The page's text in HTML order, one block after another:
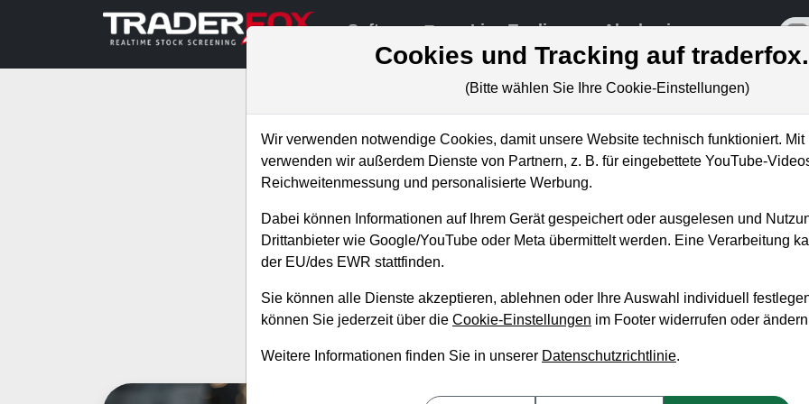
Software Live-Trading Akademie
Börsenmagazine
Abonniere jetzt unseren wöchentlichen kostenlosen Newsletter, um
neuen Aktienanalysen oder Weiterentwicklungen zu
Cookies und Tracking auf
(Bitte wählen Sie Ihre Cookie-Einstellungen)
Wir verwenden notwendige Cookies, damit unsere Website technisch funktioniert.
verwenden wir außerdem Dienste von Partnern, z. B. für eingebettete YouTube-
Reichweitenmessung und personalisierte Werbung.
Dabei können Informationen auf Ihrem Gerät gespeichert oder ausgelesen und
Drittanbieter wie Google/YouTube oder Meta übermittelt werden. Eine Verarbeitung
der EU/des EWR stattfinden.
Sie können alle Dienste akzeptieren, ablehnen oder Ihre Auswahl individuell
können Sie jederzeit über die Cookie-Einstellungen im Footer widerrufen oder
Weitere Informationen finden Sie in unserer Datenschutzrichtlinie.